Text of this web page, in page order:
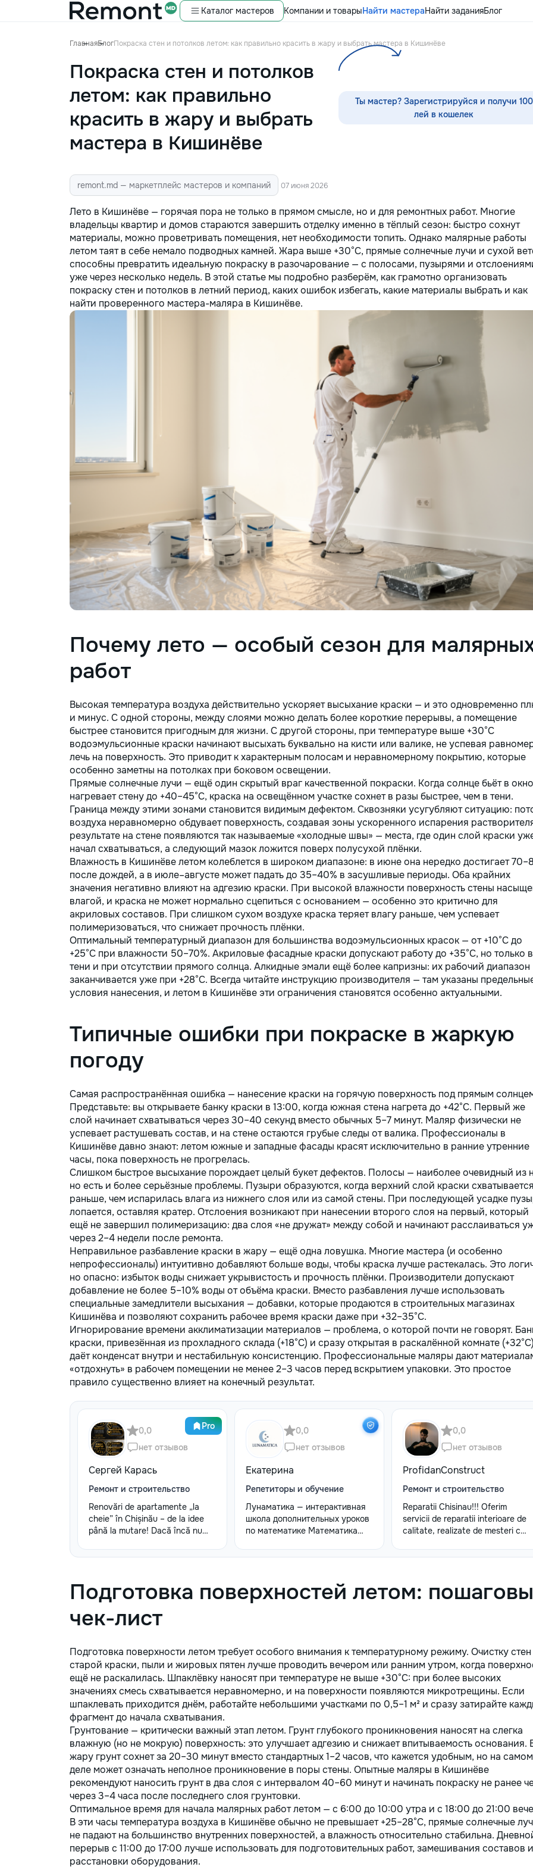
Каталог мастеров Компании и товарыНайти мастераНайти заданияБлог
ГлавнаяБлогПокраска стен и потолков летом: как правильно красить в жару и выбрать мастера в Кишинёве
Покраска стен и потолков
летом: как правильно
красить в жару и выбрать
мастера в Кишинёве
Ты мастер? Зарегистрируйся и получи 100
лей в кошелек
remont.md — маркетплейс мастеров и компаний 07 июня 2026
Лето в Кишинёве — горячая пора не только в прямом смысле, но и для ремонтных работ. Многие
владельцы квартир и домов стараются завершить отделку именно в тёплый сезон: быстро сохнут
материалы, можно проветривать помещения, нет необходимости топить. Однако малярные работы
летом таят в себе немало подводных камней. Жара выше +30°C, прямые солнечные лучи и сухой
способны превратить идеальную покраску в разочарование — с полосами, пузырями и
уже через несколько недель. В этой статье мы подробно разберём, как грамотно организовать
покраску стен и потолков в летний период, каких ошибок избегать, какие материалы выбрать и как
найти проверенного мастера-маляра в Кишинёве.
Почему лето — особый сезон для
работ
Высокая температура воздуха действительно ускоряет высыхание краски — и это одновременно
и минус. С одной стороны, между слоями можно делать более короткие перерывы, а помещение
быстрее становится пригодным для жизни. С другой стороны, при температуре выше +30°C
водоэмульсионные краски начинают высыхать буквально на кисти или валике, не успевая
лечь на поверхность. Это приводит к характерным полосам и неравномерному покрытию, которые
особенно заметны на потолках при боковом освещении.
Прямые солнечные лучи — ещё один скрытый враг качественной покраски. Когда солнце бьёт в
нагревает стену до +40–45°C, краска на освещённом участке сохнет в разы быстрее, чем в тени.
Граница между этими зонами становится видимым дефектом. Сквозняки усугубляют ситуацию:
воздуха неравномерно обдувает поверхность, создавая зоны ускоренного испарения
результате на стене появляются так называемые «холодные швы» — места, где один слой краски
начал схватываться, а следующий мазок ложится поверх полусухой плёнки.
Влажность в Кишинёве летом колеблется в широком диапазоне: в июне она нередко достигает
после дождей, а в июле–августе может падать до 35–40% в засушливые периоды. Оба крайних
значения негативно влияют на адгезию краски. При высокой влажности поверхность стены
влагой, и краска не может нормально сцепиться с основанием — особенно это критично для
акриловых составов. При слишком сухом воздухе краска теряет влагу раньше, чем успевает
полимеризоваться, что снижает прочность плёнки.
Оптимальный температурный диапазон для большинства водоэмульсионных красок — от +10°C до
+25°C при влажности 50–70%. Акриловые фасадные краски допускают работу до +35°C, но только в
тени и при отсутствии прямого солнца. Алкидные эмали ещё более капризны: их рабочий диапазон
заканчивается уже при +28°C. Всегда читайте инструкцию производителя — там указаны
условия нанесения, и летом в Кишинёве эти ограничения становятся особенно актуальными.
Типичные ошибки при покраске в жаркую
погоду
Самая распространённая ошибка — нанесение краски на горячую поверхность под прямым
Представьте: вы открываете банку краски в 13:00, когда южная стена нагрета до +42°C. Первый же
слой начинает схватываться через 30–40 секунд вместо обычных 5–7 минут. Маляр физически не
успевает растушевать состав, и на стене остаются грубые следы от валика. Профессионалы в
Кишинёве давно знают: летом южные и западные фасады красят исключительно в ранние утренние
часы, пока поверхность не прогрелась.
Слишком быстрое высыхание порождает целый букет дефектов. Полосы — наиболее очевидный из
но есть и более серьёзные проблемы. Пузыри образуются, когда верхний слой краски схватывается
раньше, чем испарилась влага из нижнего слоя или из самой стены. При последующей усадке
лопается, оставляя кратер. Отслоения возникают при нанесении второго слоя на первый, который
ещё не завершил полимеризацию: два слоя «не дружат» между собой и начинают расслаиваться
через 2–4 недели после ремонта.
Неправильное разбавление краски в жару — ещё одна ловушка. Многие мастера (и особенно
непрофессионалы) интуитивно добавляют больше воды, чтобы краска лучше растекалась. Это
но опасно: избыток воды снижает укрывистость и прочность плёнки. Производители допускают
добавление не более 5–10% воды от объёма краски. Вместо разбавления лучше использовать
специальные замедлители высыхания — добавки, которые продаются в строительных магазинах
Кишинёва и позволяют сохранить рабочее время краски даже при +32–35°C.
Игнорирование времени акклиматизации материалов — проблема, о которой почти не говорят.
краски, привезённая из прохладного склада (+18°C) и сразу открытая в раскалённой комнате
даёт конденсат внутри и нестабильную консистенцию. Профессиональные маляры дают
«отдохнуть» в рабочем помещении не менее 2–3 часов перед вскрытием упаковки. Это простое
правило существенно влияет на конечный результат.
Pro
0,0
нет отзывов
Сергей Карась
Ремонт и строительство
Renovări de apartamente „la
cheie” în Chișinău – de la idee
până la mutare! Dacă încă nu
confortabilă și adaptată
bugetului dumneavoastră.
Contract + Garanție 1–2 ani
Încheiem contract, fixăm costul
garanție reală pentru toate
lucrările executate. Materiale cu
reducere Oferim reduceri la
materialele de construcție și
finisaj prin furnizorii noștri.
Raport foto și video săptămânal
În fiecare săptămână primiți foto
și video de pe șantier, iar dacă
doriți, puteți vizita personal
obiectul și verifica desfășurarea
lucrărilor. Siguranța
comunicațiilor ascunse Înainte
de tencuială fotografiem și
măsurăm instalația electrică,
țevile și toate comunicațiile
ascunse. După reparație veți
rămâne cu schema
comunicațiilor ascunse și
fotografiile tuturor etapelor
0,0
нет отзывов
Екатерина
Репетиторы и обучение
Лунаматика — интерактивная
школа дополнительных уроков
по математике Математика
групповые уроки (до 4
человек) - На русском и
школьную программу —
делаем её понятной и
доступной - Уникальный
формат с персонажем Луной
0,0
нет отзывов
ProfidanConstruct
Ремонт и строительство
Reparatii Chisinau!!! Oferim
servicii de reparatii interioare de
calitate, realizate de mesteri cu
079557886
Подготовка поверхностей летом:
чек-лист
Подготовка поверхности летом требует особого внимания к температурному режиму. Очистку стен
старой краски, пыли и жировых пятен лучше проводить вечером или ранним утром, когда
ещё не раскалилась. Шпаклёвку наносят при температуре не выше +30°C: при более высоких
значениях смесь схватывается неравномерно, и на поверхности появляются микротрещины. Если
шпаклевать приходится днём, работайте небольшими участками по 0,5–1 м² и сразу затирайте
фрагмент до начала схватывания.
Грунтование — критически важный этап летом. Грунт глубокого проникновения наносят на слегка
влажную (но не мокрую) поверхность: это улучшает адгезию и снижает впитываемость основания.
жару грунт сохнет за 20–30 минут вместо стандартных 1–2 часов, что кажется удобным, но на самом
деле может означать неполное проникновение в поры стены. Опытные маляры в Кишинёве
рекомендуют наносить грунт в два слоя с интервалом 40–60 минут и начинать покраску не ранее
через 3–4 часа после последнего слоя грунтовки.
Оптимальное время для начала малярных работ летом — с 6:00 до 10:00 утра и с 18:00 до 21:00
В эти часы температура воздуха в Кишинёве обычно не превышает +25–28°C, прямые солнечные
не падают на большинство внутренних поверхностей, а влажность относительно стабильна.
перерыв с 11:00 до 17:00 лучше использовать для подготовительных работ, замешивания составов и
расстановки оборудования.